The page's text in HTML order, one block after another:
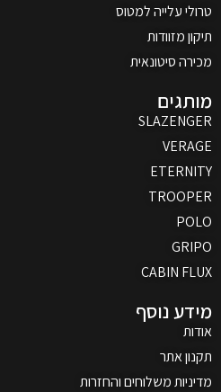
טרולי עלייה למטוס
תיקון מזוודות
מכירה סיטונאית
מותגים
SLAZENGER
VERAGE
ETERNITY
TROOPER
POLO
GRIPO
CABIN FLUX
מידע נוסף
אודות
תקנון אתר
מדיניות משלוחים והחזרות